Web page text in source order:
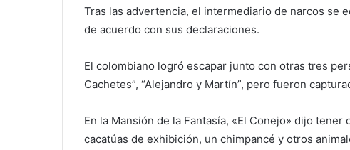
Tras las advertencia, el intermediario de narcos se
de acuerdo con sus declaraciones.
El colombiano logró escapar junto con otras tres
Cachetes”, “Alejandro y Martín”, pero fueron
En la Mansión de la Fantasía, «El Conejo» dijo
cacatúas de exhibición, un chimpancé y otros